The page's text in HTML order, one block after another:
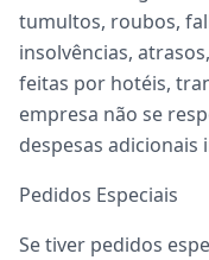
tumultos, roubos,
insolvências,
feitas por hotéis,
empresa não se
despesas adicionais
Pedidos Especiais
Se tiver pedidos